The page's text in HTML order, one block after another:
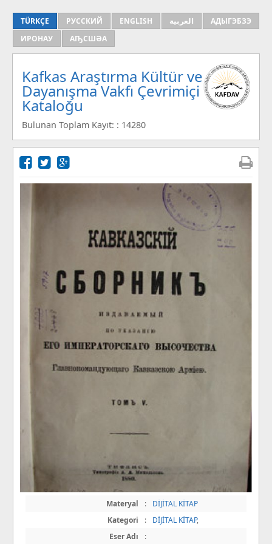
TÜRKÇE РУССКИЙ ENGLISH العربية
АДЫГЭБЗЭ
ИРОНАУ
АҦСШӘА
Kafkas Araştırma Kültür ve
Dayanışma Vakfı Çevrimiçi
Kataloğu
Bulunan Toplam Kayıt: : 14280
Materyal :
DİJİTAL KİTAP
Kategori
: DİJİTAL KİTAP,
Eser Adı
: